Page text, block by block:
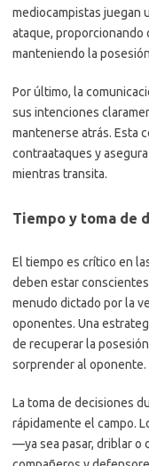
mediocampistas juegan
ataque, proporcionando
manteniendo la
Por último, la
sus intenciones
mantenerse atrás. Esta
contraataques y
mientras transita.
Tiempo y toma de
El tiempo es crítico en
deben estar
menudo dictado por la
oponentes. Una
de recuperar la
sorprender al oponente.
La toma de decisiones
rápidamente el campo.
—ya sea pasar, driblar o